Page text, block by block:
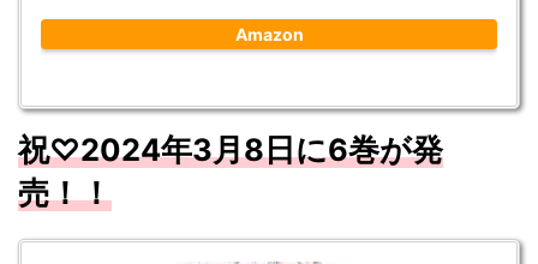
Amazon
祝♡2024年3月8日に6巻が発
売！！